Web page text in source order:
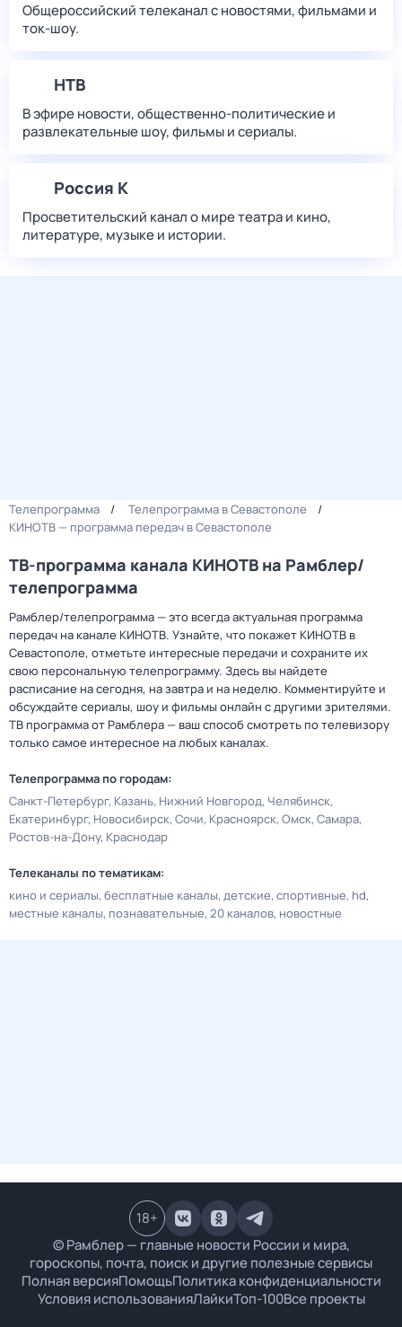
Общероссийский телеканал с новостями, фильмами и
ток-шоу.
НТВ
В эфире новости, общественно-политические и
развлекательные шоу, фильмы и сериалы.
Россия К
Просветительский канал о мире театра и кино,
литературе, музыке и истории.
Телепрограмма
Телепрограмма в Севастополе
КИНОТВ — программа передач в Севастополе
ТВ-программа канала КИНОТВ на Рамблер/
телепрограмма
Рамблер/телепрограмма — это всегда актуальная программа
передач на канале КИНОТВ. Узнайте, что покажет КИНОТВ в
Севастополе, отметьте интересные передачи и сохраните их
свою персональную телепрограмму. Здесь вы найдете
расписание на сегодня, на завтра и на неделю. Комментируйте и
обсуждайте сериалы, шоу и фильмы онлайн с другими зрителями.
ТВ программа от Рамблера — ваш способ смотреть по телевизору
только самое интересное на любых каналах.
Телепрограмма по городам:
Санкт-Петербург Казань Нижний Новгород Челябинск
Екатеринбург Новосибирск Сочи Красноярск Омск Самара
Ростов-на-Дону Краснодар
Телеканалы по тематикам:
кино и сериалы бесплатные каналы детские спортивные hd
местные каналы познавательные 20 каналов новостные
© Рамблер — главные новости России и мира,
гороскопы, почта, поиск и другие полезные сервисы
Полная версияПомощьПолитика конфиденциальности
Условия использованияЛайкиТоп-100Все проекты
18+